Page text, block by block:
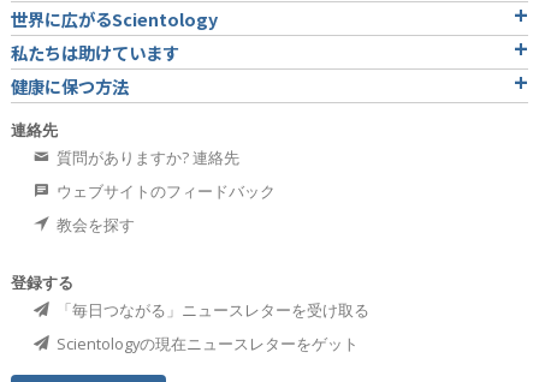
世界に広がるScientology
私たちは助けています
健康に保つ方法
連絡先
質問がありますか? 連絡先
ウェブサイトのフィードバック
教会を探す
登録する
「毎日つながる」ニュースレターを受け取る
Scientologyの現在ニュースレターをゲット